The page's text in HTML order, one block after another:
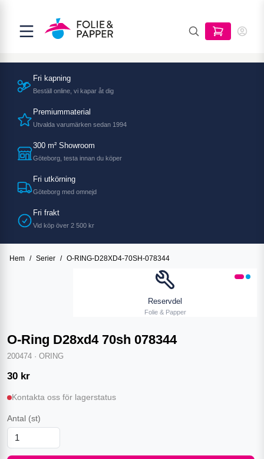
Fri kapning
Beställ online, vi kapar åt dig
Premiummaterial
Utvalda varumärken sedan 1994
300 m² Showroom
Göteborg, testa innan du köper
Fri utkörning
Göteborg med omnejd
Fri frakt
Vid köp över 2 500 kr
Hem / Serier / O-RING-D28XD4-70SH-078344
Reservdel
Folie & Papper
O-Ring D28xd4 70sh 078344
200474 · ORING
30 kr
Kontakta oss för lagerstatus
Antal (st)